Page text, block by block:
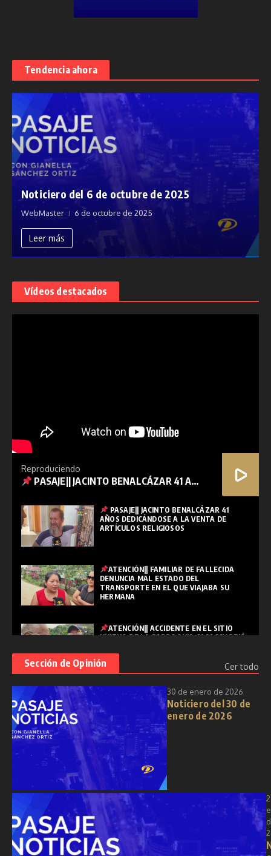
Tendencia ahora
Noticiero del 6 de octubre de 2025
WebMaster 6 de octubre de 2025
Leer más
Vídeos destacados
Reproduciendo
PASAJE|| JACINTO BENALCÁZAR 41 AÑOS DEDICÁNDOSE A LA VENTA DE ARTÍCULOS RELIGIOSOS
PASAJE|| JACINTO BENALCÁZAR 41
AÑOS DEDICÁNDOSE A LA VENTA DE
ARTÍCULOS RELIGIOSOS
ATENCIÓN|| FAMILIAR DE FALLECIDA
DENUNCIA MAL ESTADO DEL
TRANSPORTE EN EL QUE VIAJABA SU
HERMANA
ATENCIÓN|| ACCIDENTE EN EL SITIO
HUIZHO DE LA PARROQUIA CASACAY DEJÓ
PASAJE|| "SEMANA SANTA: REFLEXIÓN,
RENOVACIÓN Y ESPIRITUALIDAD EN
TIEMPOS MODERNOS"
Sección de Opinión Cer todo
30 de enero de 2026
Noticiero del 30 de
enero de 2026